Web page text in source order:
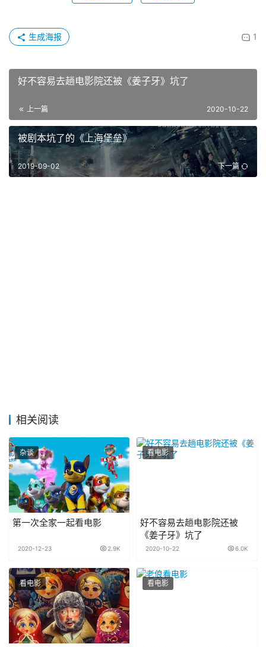
1
生成海报
好不容易去趟电影院还被《姜子牙》坑了
上一篇 2020-10-22
被剧本坑了的《上海堡垒》
下一篇
2019-09-02
相关阅读
杂谈
第一次全家一起看电影
2020-12-23 2.9K
看电影
好不容易去趟电影院还被
《姜子牙》坑了
2020-10-22 6.0K
看电影 看电影